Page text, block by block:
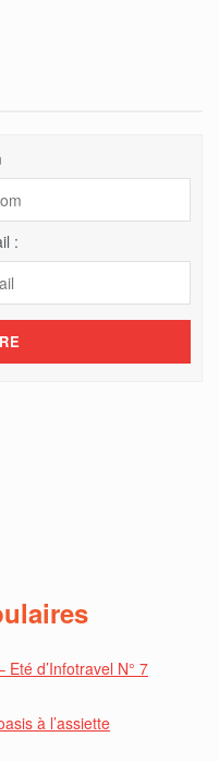
:
d’Infotravel N° 7
à l’assiette